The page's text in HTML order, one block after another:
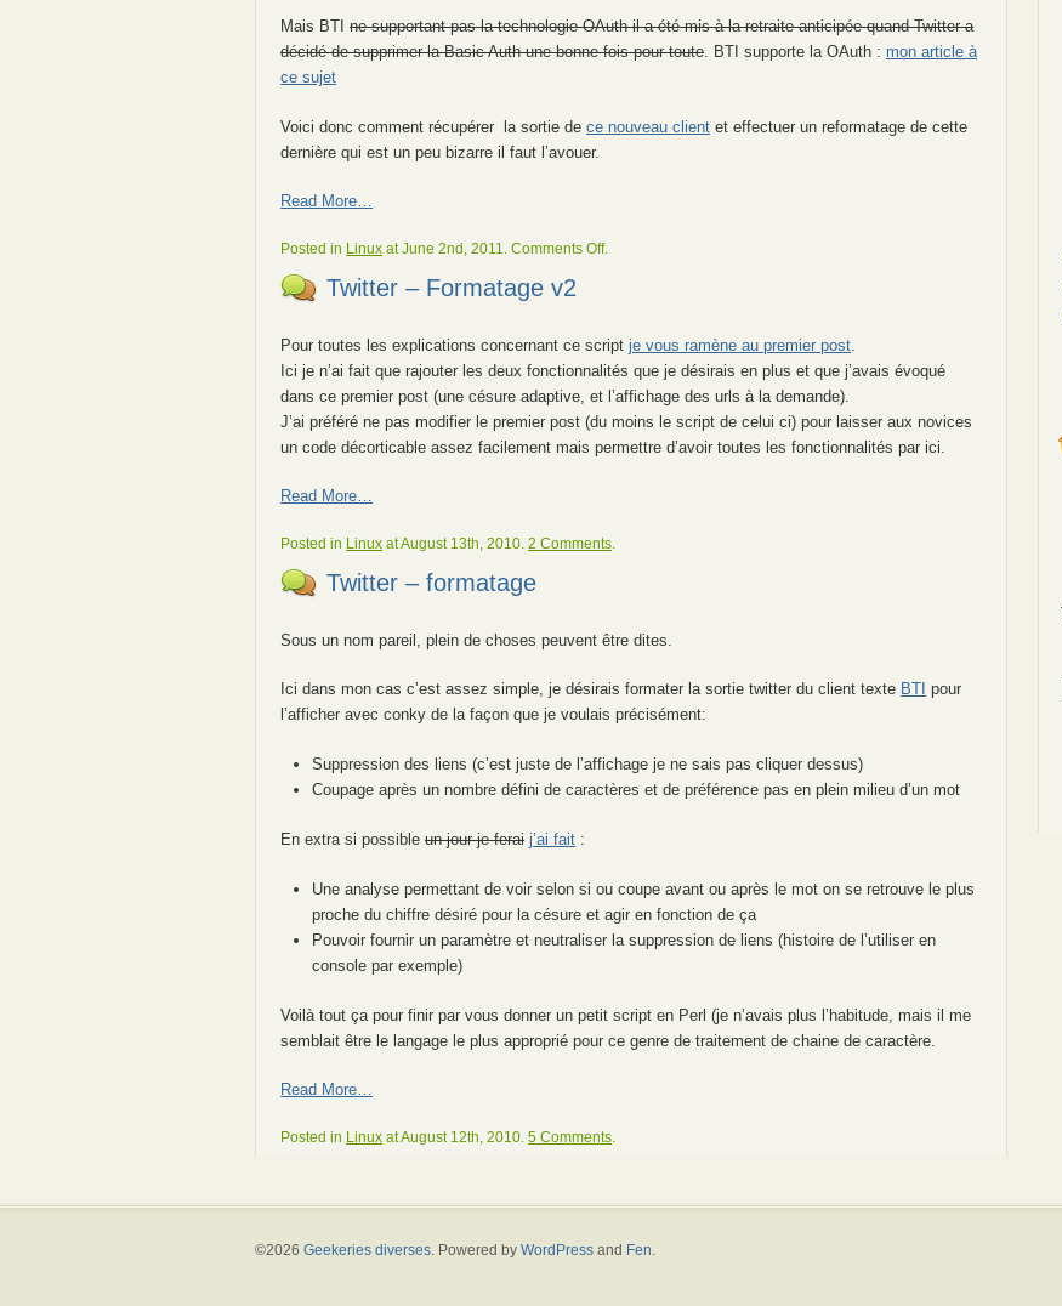
Mais BTIne supportant pas la technologie OAuth il a été mis à la retraite anticipée quand Twitter a
décidé de supprimer la Basic Auth une bonne fois pour toute . BTI supporte la OAuth : mon article à
ce sujet
Voici donc comment récupérer la sortie dece nouveau client et effectuer un reformatage de cette
dernière qui est un peu bizarre il faut l’avouer.
Read More…
Posted in Linux at June 2nd, 2011.Comments Offon
formatage
.
Twitter – Formatage v2
Pour toutes les explications concernant ce scriptje vous ramène au premier post
Ici je n’ai fait que rajouter les deux fonctionnalités que je désirais en plus et que j’avais évoqué
dans ce premier post (une césure adaptive, et l’affichage des urls à la demande).
J’ai préféré ne pas modifier le premier post (du moins le script de celui ci) pour laisser aux novices
un code décorticable assez facilement mais permettre d’avoir toutes les fonctionnalités par ici.
Read More…
Posted in Linux at August 13th, 2010.2 Comments.
Twitter – formatage
Sous un nom pareil, plein de choses peuvent être dites.
Ici dans mon cas c’est assez simple, je désirais formater la sortie twitter du client texte BTI pour
l’afficher avec conky de la façon que je voulais précisément:
Suppression des liens (c’est juste de l’affichage je ne sais pas cliquer dessus)
Coupage après un nombre défini de caractères et de préférence pas en plein milieu d’un mot
En extra si possibleun jour je ferai j’ai fait :
Une analyse permettant de voir selon si ou coupe avant ou après le mot on se retrouve le plus
proche du chiffre désiré pour la césure et agir en fonction de ça
Pouvoir fournir un paramètre et neutraliser la suppression de liens (histoire de l’utiliser en
console par exemple)
Voilà tout ça pour finir par vous donner un petit script en Perl (je n’avais plus l’habitude, mais il me
semblait être le langage le plus approprié pour ce genre de traitement de chaine de caractère.
Read More…
Posted in Linux at August 12th, 2010.5 Comments.
©2026 Geekeries diverses. Powered by WordPressand Fen.